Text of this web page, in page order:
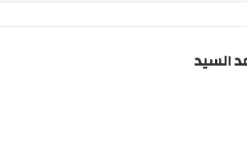
السيد